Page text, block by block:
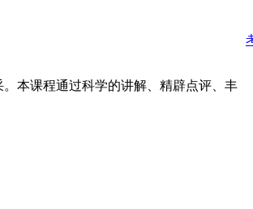
本课程通过科学的讲解、精辟点评、丰